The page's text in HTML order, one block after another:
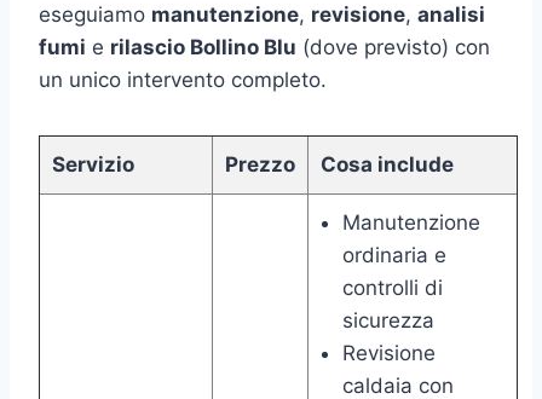
eseguiamo manutenzione, revisione, analisi
fumi e rilascio Bollino Blu (dove previsto) con
un unico intervento completo.
Servizio Prezzo Cosa include
Manutenzione
ordinaria e
controlli di
sicurezza
Revisione
caldaia con